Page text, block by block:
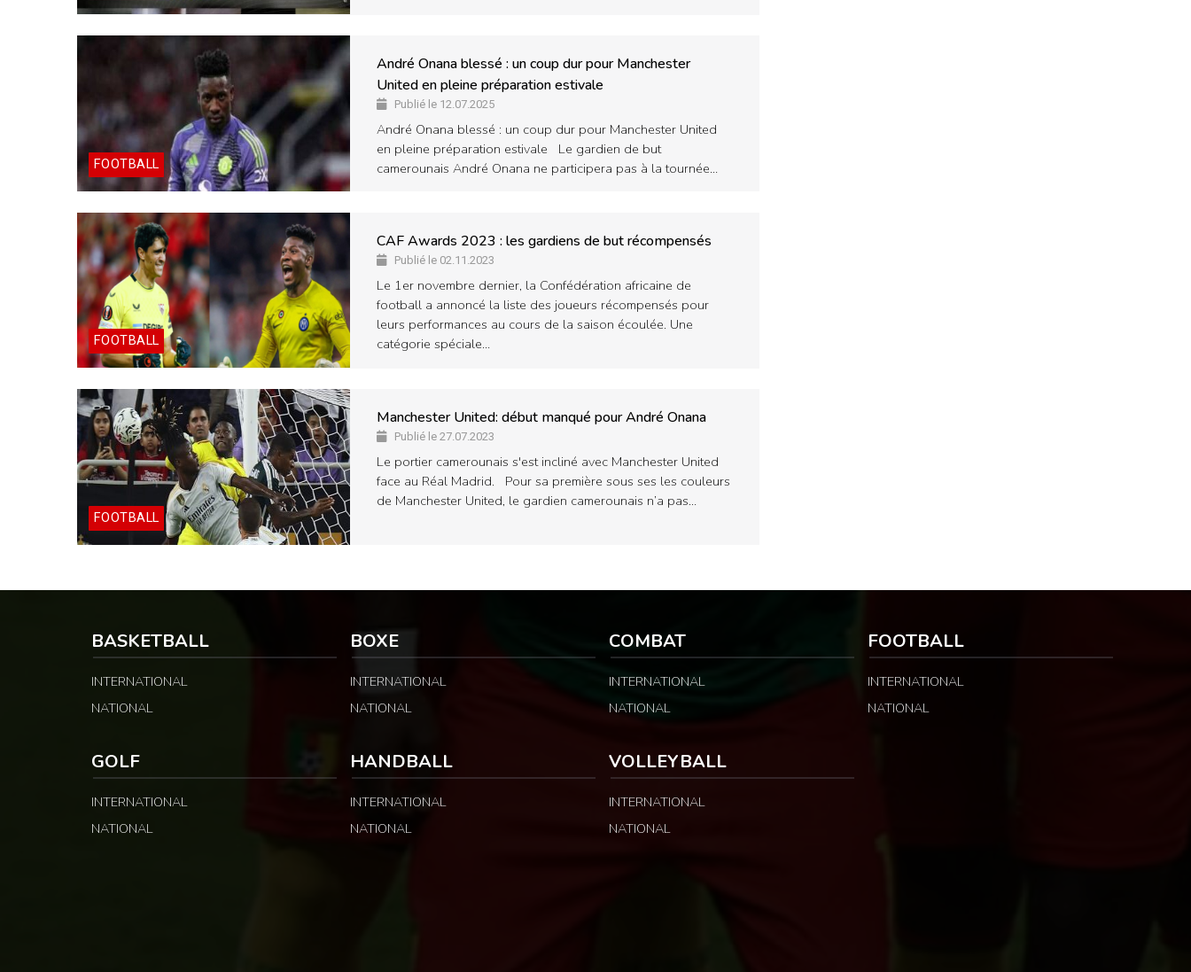
FOOTBALL
André Onana blessé : un coup dur pour Manchester
United en pleine préparation estivale
Publié le 12.07.2025
André Onana blessé : un coup dur pour Manchester United
en pleine préparation estivale Le gardien de but
camerounais André Onana ne participera pas à la tournée…
FOOTBALL
CAF Awards 2023 : les gardiens de but récompensés
Publié le 02.11.2023
Le 1er novembre dernier, la Confédération africaine de
football a annoncé la liste des joueurs récompensés pour
leurs performances au cours de la saison écoulée. Une
catégorie spéciale…
FOOTBALL
Manchester United: début manqué pour André Onana
Publié le 27.07.2023
Le portier camerounais s'est incliné avec Manchester United
face au Réal Madrid. Pour sa première sous ses les couleurs
de Manchester United, le gardien camerounais n’a pas…
BASKETBALL
INTERNATIONAL
NATIONAL
BOXE
INTERNATIONAL
NATIONAL
COMBAT
INTERNATIONAL
NATIONAL
FOOTBALL
INTERNATIONAL
NATIONAL
GOLF
INTERNATIONAL
NATIONAL
HANDBALL
INTERNATIONAL
NATIONAL
VOLLEYBALL
INTERNATIONAL
NATIONAL